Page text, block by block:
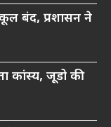
बंद, प्रशासन ने
कांस्य, जूडो की